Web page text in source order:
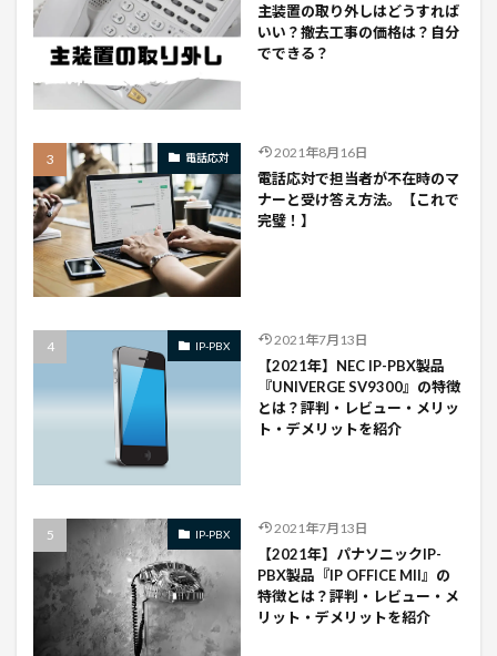
主装置の取り外しはどうすれば
いい？撤去工事の価格は？自分
でできる？
電話応対 2021年8月16日
電話応対で担当者が不在時のマ
ナーと受け答え方法。【これで
完璧！】
IP-PBX 2021年7月13日
【2021年】NEC IP-PBX製品
『UNIVERGE SV9300』の特徴
とは？評判・レビュー・メリッ
ト・デメリットを紹介
IP-PBX 2021年7月13日
【2021年】パナソニックIP-
PBX製品『IP OFFICE Mll』の
特徴とは？評判・レビュー・メ
リット・デメリットを紹介